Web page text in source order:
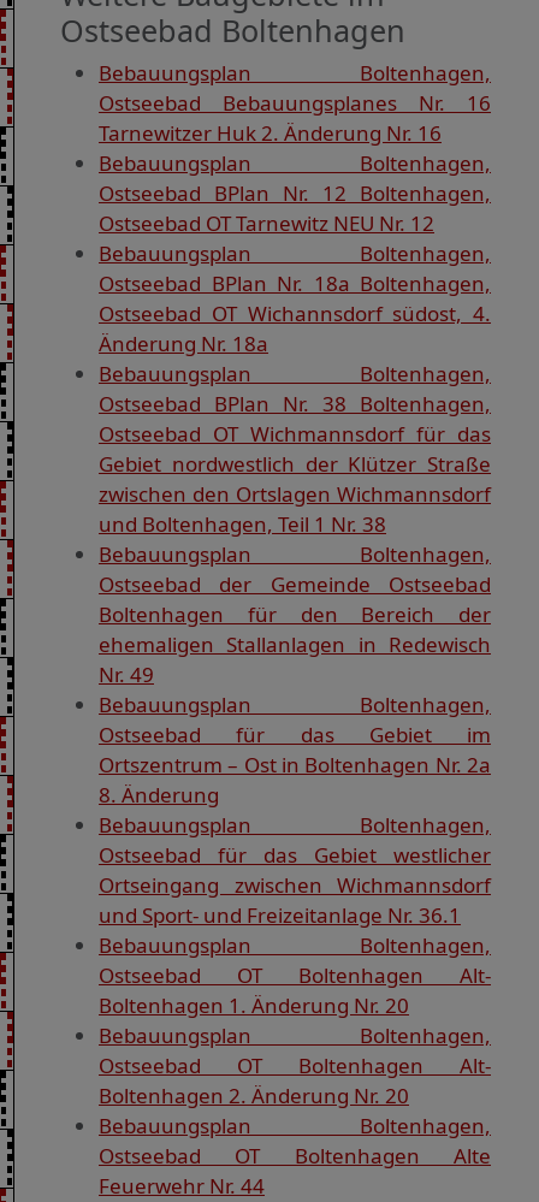
Ostseebad Boltenhagen
Bebauungsplan Boltenhagen,
Ostseebad Bebauungsplanes Nr. 16
Tarnewitzer Huk 2. Änderung Nr. 16
Bebauungsplan Boltenhagen,
Ostseebad BPlan Nr. 12 Boltenhagen,
Ostseebad OT Tarnewitz NEU Nr. 12
Bebauungsplan Boltenhagen,
Ostseebad BPlan Nr. 18a Boltenhagen,
Ostseebad OT Wichannsdorf südost, 4.
Änderung Nr. 18a
Bebauungsplan Boltenhagen,
Ostseebad BPlan Nr. 38 Boltenhagen,
Ostseebad OT Wichmannsdorf für das
Gebiet nordwestlich der Klützer Straße
zwischen den Ortslagen Wichmannsdorf
und Boltenhagen, Teil 1 Nr. 38
Bebauungsplan Boltenhagen,
Ostseebad der Gemeinde Ostseebad
Boltenhagen für den Bereich der
ehemaligen Stallanlagen in Redewisch
Nr. 49
Bebauungsplan Boltenhagen,
Ostseebad für das Gebiet im
Ortszentrum – Ost in Boltenhagen Nr. 2a
8. Änderung
Bebauungsplan Boltenhagen,
Ostseebad für das Gebiet westlicher
Ortseingang zwischen Wichmannsdorf
und Sport- und Freizeitanlage Nr. 36.1
Bebauungsplan Boltenhagen,
Ostseebad OT Boltenhagen Alt-
Boltenhagen 1. Änderung Nr. 20
Bebauungsplan Boltenhagen,
Ostseebad OT Boltenhagen Alt-
Boltenhagen 2. Änderung Nr. 20
Bebauungsplan Boltenhagen,
Ostseebad OT Boltenhagen Alte
Feuerwehr Nr. 44